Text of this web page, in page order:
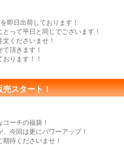
即日出荷しております！
って平日と同じでございます！
くださいませ！
頂きます！
ります！！
売スタート！
ーチの福袋！
今回は更にパワーアップ！
待くださいませ！